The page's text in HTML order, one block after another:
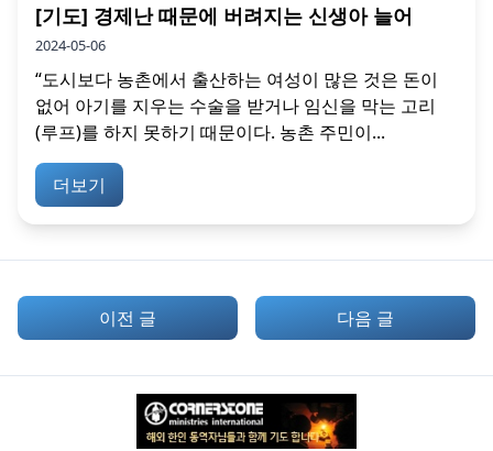
[기도] 경제난 때문에 버려지는 신생아 늘어
2024-05-06
“도시보다 농촌에서 출산하는 여성이 많은 것은 돈이
없어 아기를 지우는 수술을 받거나 임신을 막는 고리
(루프)를 하지 못하기 때문이다. 농촌 주민이...
더보기
이전 글 다음 글